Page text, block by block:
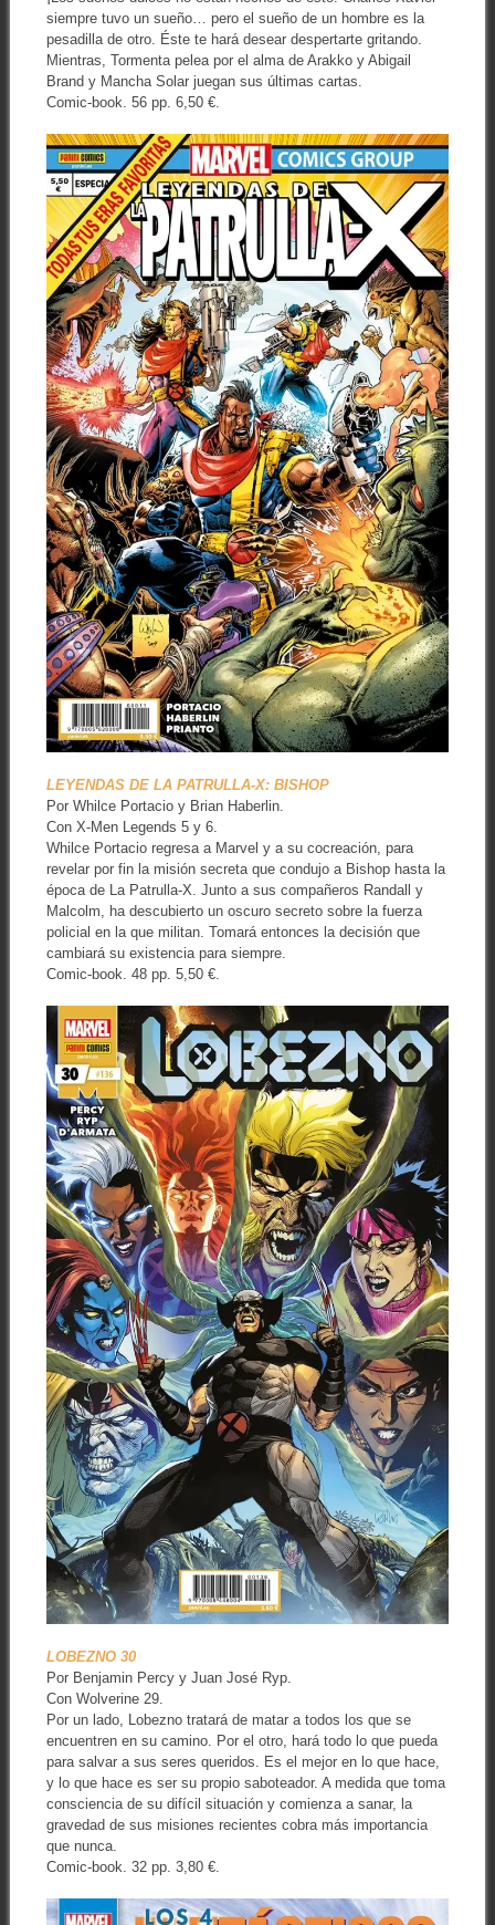
siempre tuvo un sueño… pero el sueño de un hombre es la
pesadilla de otro. Éste te hará desear despertarte gritando.
Mientras, Tormenta pelea por el alma de Arakko y Abigail
Brand y Mancha Solar juegan sus últimas cartas.
Comic-book. 56 pp. 6,50 €.
LEYENDAS DE LA PATRULLA-X: BISHOP
Por Whilce Portacio y Brian Haberlin.
Con X-Men Legends 5 y 6.
Whilce Portacio regresa a Marvel y a su cocreación, para
revelar por fin la misión secreta que condujo a Bishop hasta la
época de La Patrulla-X. Junto a sus compañeros Randall y
Malcolm, ha descubierto un oscuro secreto sobre la fuerza
policial en la que militan. Tomará entonces la decisión que
cambiará su existencia para siempre.
Comic-book. 48 pp. 5,50 €.
LOBEZNO 30
Por Benjamin Percy y Juan José Ryp.
Con Wolverine 29.
Por un lado, Lobezno tratará de matar a todos los que se
encuentren en su camino. Por el otro, hará todo lo que pueda
para salvar a sus seres queridos. Es el mejor en lo que hace,
y lo que hace es ser su propio saboteador. A medida que toma
consciencia de su difícil situación y comienza a sanar, la
gravedad de sus misiones recientes cobra más importancia
que nunca.
Comic-book. 32 pp. 3,80 €.